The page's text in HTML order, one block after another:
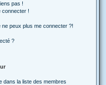
pas !
connecter !
peux plus me connecter ?!
?
dans la liste des membres